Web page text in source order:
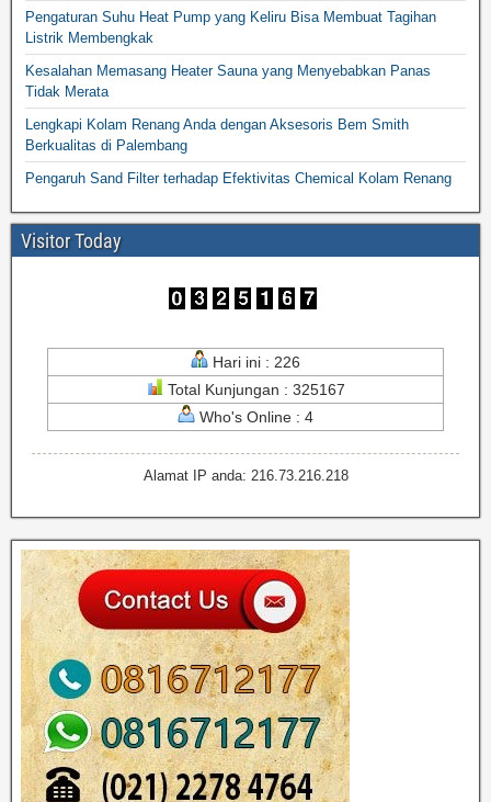
Pengaturan Suhu Heat Pump yang Keliru Bisa Membuat Tagihan
Listrik Membengkak
Kesalahan Memasang Heater Sauna yang Menyebabkan Panas
Tidak Merata
Lengkapi Kolam Renang Anda dengan Aksesoris Bem Smith
Berkualitas di Palembang
Pengaruh Sand Filter terhadap Efektivitas Chemical Kolam Renang
Visitor Today
Hari ini : 226
Total Kunjungan : 325167
Who's Online : 4
Alamat IP anda: 216.73.216.218